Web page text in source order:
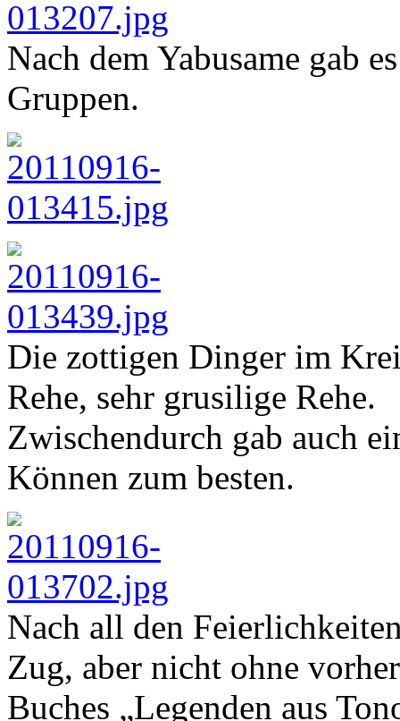
Nach dem Yabusame gab
Gruppen.
Die zottigen Dinger im
Rehe, sehr grusilige Rehe.
Zwischendurch gab auch
Können zum besten.
Nach all den
Zug, aber nicht ohne
Buches „Legenden aus